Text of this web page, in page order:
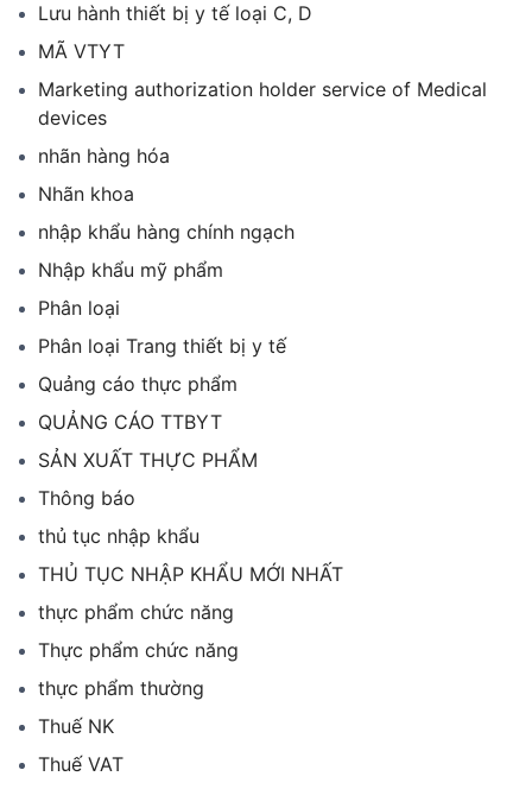
Lưu hành thiết bị y tế loại C, D
MÃ VTYT
Marketing authorization holder service of Medical
devices
nhãn hàng hóa
Nhãn khoa
nhập khẩu hàng chính ngạch
Nhập khẩu mỹ phẩm
Phân loại
Phân loại Trang thiết bị y tế
Quảng cáo thực phẩm
QUẢNG CÁO TTBYT
SẢN XUẤT THỰC PHẨM
Thông báo
thủ tục nhập khẩu
THỦ TỤC NHẬP KHẨU MỚI NHẤT
thực phẩm chức năng
Thực phẩm chức năng
thực phẩm thường
Thuế NK
Thuế VAT